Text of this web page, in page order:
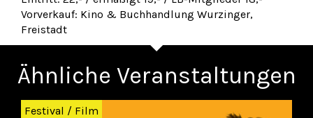
Vorverkauf: Kino & Buchhandlung Wurzinger,
Freistadt
Ähnliche Veranstaltungen
Zurück
Festival / Film